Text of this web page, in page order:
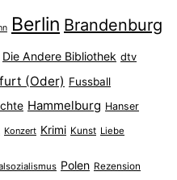
Berlin Brandenburg
Die Andere Bibliothek dtv
(Oder) Fussball
Hammelburg Hanser
Konzert Krimi Kunst Liebe
Polen Rezension